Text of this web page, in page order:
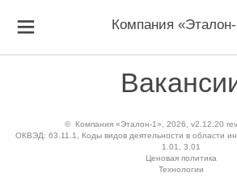
Компания
© Компания «Эталон-1», 2026, v2.12.20
ОКВЭД: 63.11.1, Коды видов деятельности в области
1.01, 3.01
Ценовая политика
Технологии